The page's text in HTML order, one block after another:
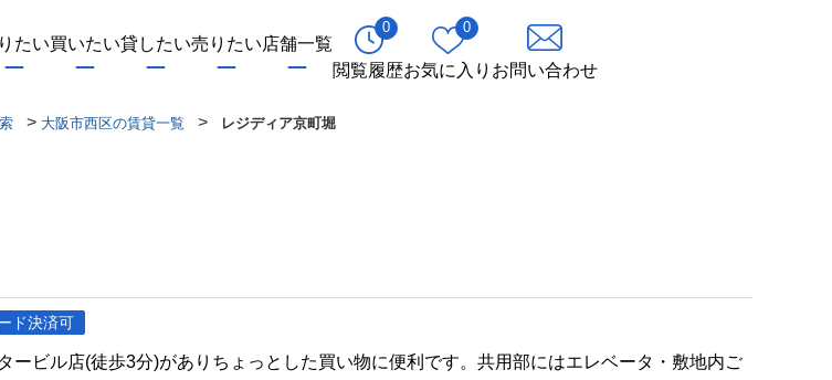
たい買いたい貸したい売りたい店舗一覧
0
閲覧履歴
0
お気に入り お問い合わせ
> 大阪市西区の賃貸一覧 > レジディア京町堀
ド決済可
ービル店(徒歩3分)がありちょっとした買い物に便利です。共用部にはエレベータ・敷地内ご